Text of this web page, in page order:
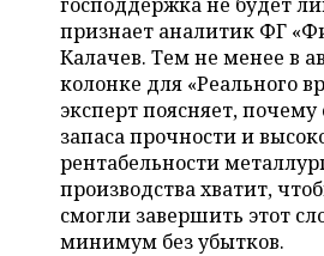
ONLINE-КОНФЕРЕНЦИИ
ОТКРЫТАЯ ЛЕКЦИЯ
ХОККЕЙ
БАСКЕТБОЛ
ВОЛЕЙБОЛ
КИБЕРСПОРТ
ВЛАСТЬ
ИНФРАСТРУКТУРА
ИСТОРИЯ
КУЛЬТУРА
ФОТОГАЛЕРЕЯ
СЮЖЕТЫ
СПРАВОЧНИК
СПИСОК ПЕРСОН
СПИСОК КОМПАНИЙ
ПОЛНАЯ ВЕРСИЯ
признает аналитик ФГ
Калачев. Тем не менее в
колонке для «Реального
эксперт поясняет, почему
запаса прочности и
рентабельности
производства хватит,
смогли завершить этот
минимум без убытков.